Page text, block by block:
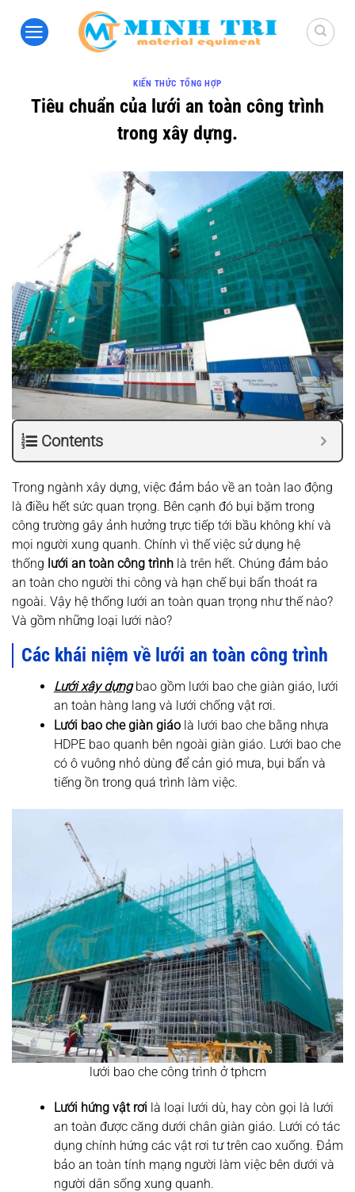
KIẾN THỨC TỔNG HỢP
Tiêu chuẩn của lưới an toàn công trình
trong xây dựng.
Contents
Trong ngành xây dựng, việc đảm bảo về an toàn lao động
là điều hết sức quan trọng. Bên cạnh đó bụi bặm trong
công trường gây ảnh hưởng trực tiếp tới bầu không khí và
mọi người xung quanh. Chính vì thế việc sử dụng hệ
thống lưới an toàn công trình là trên hết. Chúng đảm bảo
an toàn cho người thi công và hạn chế bụi bẩn thoát ra
ngoài. Vậy hệ thống lưới an toàn quan trọng như thế nào?
Và gồm những loại lưới nào?
Các khái niệm về lưới an toàn công trình
Lưới xây dựngbao gồm lưới bao che giàn giáo, lưới
an toàn hàng lang và lưới chống vật rơi.
Lưới bao che giàn giáolà lưới bao che bằng nhựa
HDPE bao quanh bên ngoài giàn giáo. Lưới bao che
có ô vuông nhỏ dùng để cản gió mưa, bụi bẩn và
tiếng ồn trong quá trình làm việc.
lưới bao che công trình ở tphcm
Lưới hứng vật rơi là loại lưới dù, hay còn gọi là lưới
an toàn được căng dưới chân giàn giáo. Lưới có tác
dụng chính hứng các vật rơi tư trên cao xuống. Đảm
bảo an toàn tính mạng người làm việc bên dưới và
người dân sống xung quanh.